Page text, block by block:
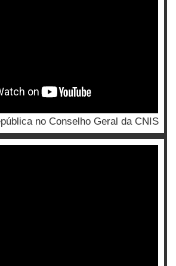
no Conselho Geral da CNIS